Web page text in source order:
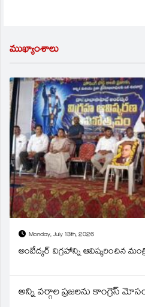
ముఖ్యాంశాలు
Monday, July 13th, 2026
అంబేద్కర్ విగ్రహాన్ని ఆవిష్కరించిన
అన్ని వర్గాల ప్రజలను కాంగ్రెస్